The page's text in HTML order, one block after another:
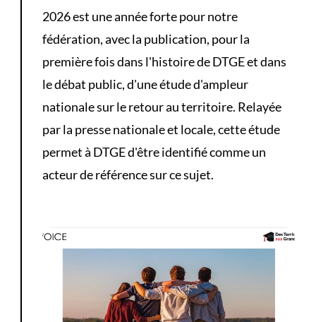
2026 est une année forte pour notre
fédération, avec la publication, pour la
première fois dans l'histoire de DTGE et dans
le débat public, d'une étude d'ampleur
nationale sur le retour au territoire. Relayée
par la presse nationale et locale, cette étude
permet à DTGE d'être identifié comme un
acteur de référence sur ce sujet.